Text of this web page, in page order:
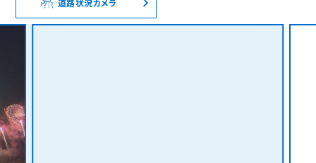
法人のお客様 料金シミュレーション
道路状況カメラ